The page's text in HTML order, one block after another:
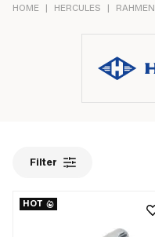
HOME | HERCULES | RAHMEN
Filter
HOT